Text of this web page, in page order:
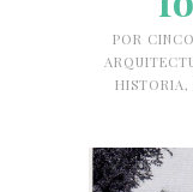
POR
HISTORIA ,